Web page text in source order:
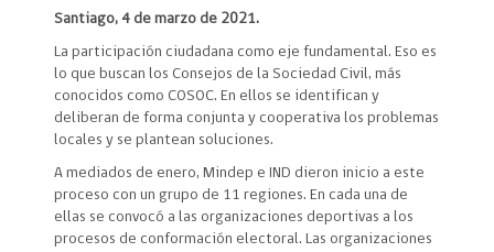
Santiago, 4 de marzo de 2021.
La participación ciudadana como eje fundamental. Eso es
lo que buscan los Consejos de la Sociedad Civil, más
conocidos como COSOC. En ellos se identifican y
deliberan de forma conjunta y cooperativa los problemas
locales y se plantean soluciones.
A mediados de enero, Mindep e IND dieron inicio a este
proceso con un grupo de 11 regiones. En cada una de
ellas se convocó a las organizaciones deportivas a los
procesos de conformación electoral. Las organizaciones